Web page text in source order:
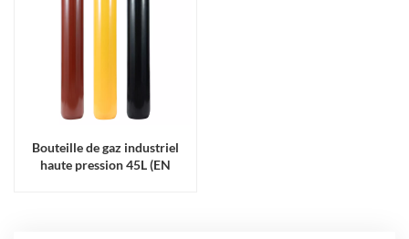
Bouteille de gaz industriel
haute pression 45L (EN